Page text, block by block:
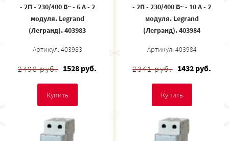
- 2П - 230/400 В~ - 6 А - 2
модуля. Legrand
(Легранд). 403983
Артикул: 403983
2498 руб. 1528 руб.
Купить
- 2П - 230/400 В~ - 10 А - 2
модуля. Legrand
(Легранд). 403984
Артикул: 403984
2341 руб. 1432 руб.
Купить